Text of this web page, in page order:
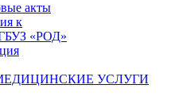
акты
к
«РОД»
УСЛУГИ